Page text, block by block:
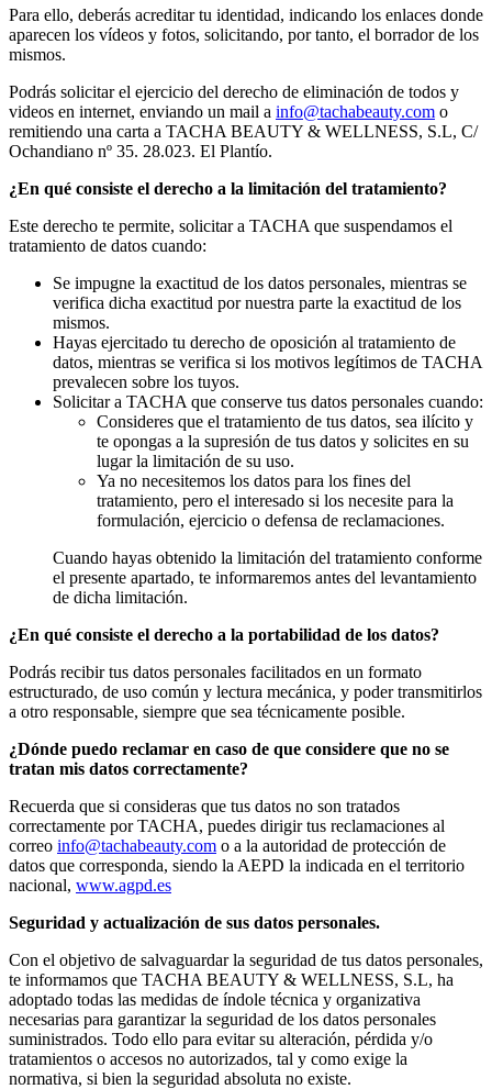
Para ello, deberás acreditar tu identidad, indicando los enlaces donde
aparecen los vídeos y fotos, solicitando, por tanto, el borrador de los
mismos.
Podrás solicitar el ejercicio del derecho de eliminación de todos y
videos en internet, enviando un mail a info@tachabeauty.com o
remitiendo una carta a TACHA BEAUTY & WELLNESS, S.L, C/
Ochandiano nº 35. 28.023. El Plantío.
¿En qué consiste el derecho a la limitación del tratamiento?
Este derecho te permite, solicitar a TACHA que suspendamos el
tratamiento de datos cuando:
Se impugne la exactitud de los datos personales, mientras se
verifica dicha exactitud por nuestra parte la exactitud de los
mismos.
Hayas ejercitado tu derecho de oposición al tratamiento de
datos, mientras se verifica si los motivos legítimos de TACHA
prevalecen sobre los tuyos.
Solicitar a TACHA que conserve tus datos personales cuando:
Consideres que el tratamiento de tus datos, sea ilícito y
te opongas a la supresión de tus datos y solicites en su
lugar la limitación de su uso.
Ya no necesitemos los datos para los fines del
tratamiento, pero el interesado si los necesite para la
formulación, ejercicio o defensa de reclamaciones.
Cuando hayas obtenido la limitación del tratamiento conforme
el presente apartado, te informaremos antes del levantamiento
de dicha limitación.
¿En qué consiste el derecho a la portabilidad de los datos?
Podrás recibir tus datos personales facilitados en un formato
estructurado, de uso común y lectura mecánica, y poder transmitirlos
a otro responsable, siempre que sea técnicamente posible.
¿Dónde puedo reclamar en caso de que considere que no se
tratan mis datos correctamente?
Recuerda que si consideras que tus datos no son tratados
correctamente por TACHA, puedes dirigir tus reclamaciones al
correo info@tachabeauty.com o a la autoridad de protección de
datos que corresponda, siendo la AEPD la indicada en el territorio
nacional, www.agpd.es
Seguridad y actualización de sus datos personales.
Con el objetivo de salvaguardar la seguridad de tus datos personales,
te informamos que TACHA BEAUTY & WELLNESS, S.L, ha
adoptado todas las medidas de índole técnica y organizativa
necesarias para garantizar la seguridad de los datos personales
suministrados. Todo ello para evitar su alteración, pérdida y/o
tratamientos o accesos no autorizados, tal y como exige la
normativa, si bien la seguridad absoluta no existe.